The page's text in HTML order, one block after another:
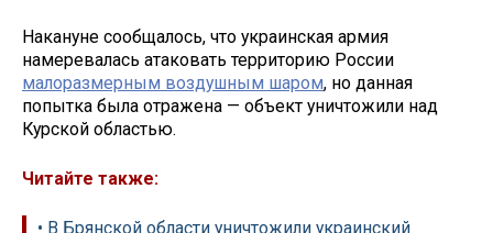
Накануне сообщалось, что украинская армия
намеревалась атаковать территорию России
малоразмерным воздушным шаром, но данная
попытка была отражена — объект уничтожили над
Курской областью.
Читайте также:
• В Брянской области уничтожили украинский